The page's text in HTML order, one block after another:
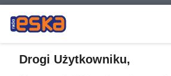
Drogi Użytkowniku,